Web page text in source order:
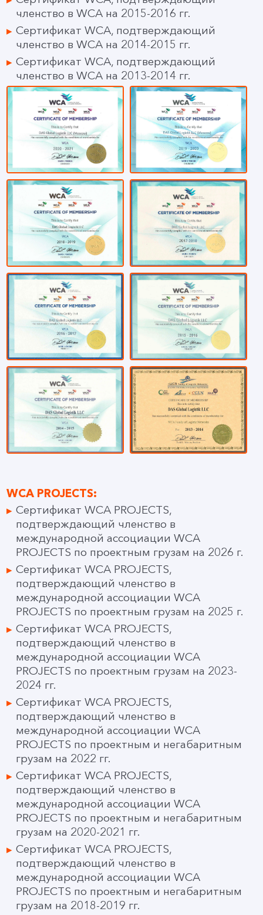
членство в WCA на 2015-2016 гг.
Сертификат WCA, подтверждающий
членство в WCA на 2014-2015 гг.
Сертификат WCA, подтверждающий
членство в WCA на 2013-2014 гг.
WCA PROJECTS:
Сертификат WCA PROJECTS,
подтверждающий членство в
международной ассоциации WCA
PROJECTS по проектным грузам на 2026 г.
Сертификат WCA PROJECTS,
подтверждающий членство в
международной ассоциации WCA
PROJECTS по проектным грузам на 2025 г.
Сертификат WCA PROJECTS,
подтверждающий членство в
международной ассоциации WCA
PROJECTS по проектным грузам на 2023-
2024 гг.
Сертификат WCA PROJECTS,
подтверждающий членство в
международной ассоциации WCA
PROJECTS по проектным и негабаритным
грузам на 2022 гг.
Сертификат WCA PROJECTS,
подтверждающий членство в
международной ассоциации WCA
PROJECTS по проектным и негабаритным
грузам на 2020-2021 гг.
Сертификат WCA PROJECTS,
подтверждающий членство в
международной ассоциации WCA
PROJECTS по проектным и негабаритным
грузам на 2018-2019 гг.